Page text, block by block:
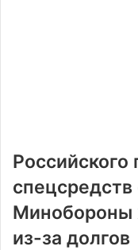
Российского
спецсредств
Минобороны
из-за долгов